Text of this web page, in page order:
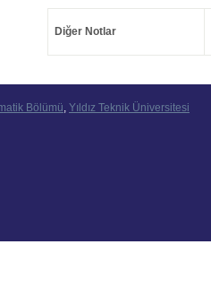
Diğer Notlar
Bölümü, Yıldız Teknik Üniversitesi